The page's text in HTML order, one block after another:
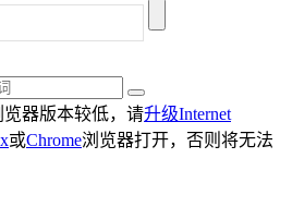
器版本较低，请升级Internet
或Chrome浏览器打开，否则将无法